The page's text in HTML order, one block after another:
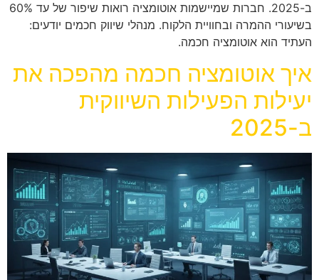
ב-2025. חברות שמיישמות אוטומציה רואות שיפור של עד 60%
בשיעורי ההמרה ובחוויית הלקוח. מנהלי שיווק חכמים יודעים:
העתיד הוא אוטומציה חכמה.
איך אוטומציה חכמה מהפכה את
יעילות הפעילות השיווקית
ב-2025